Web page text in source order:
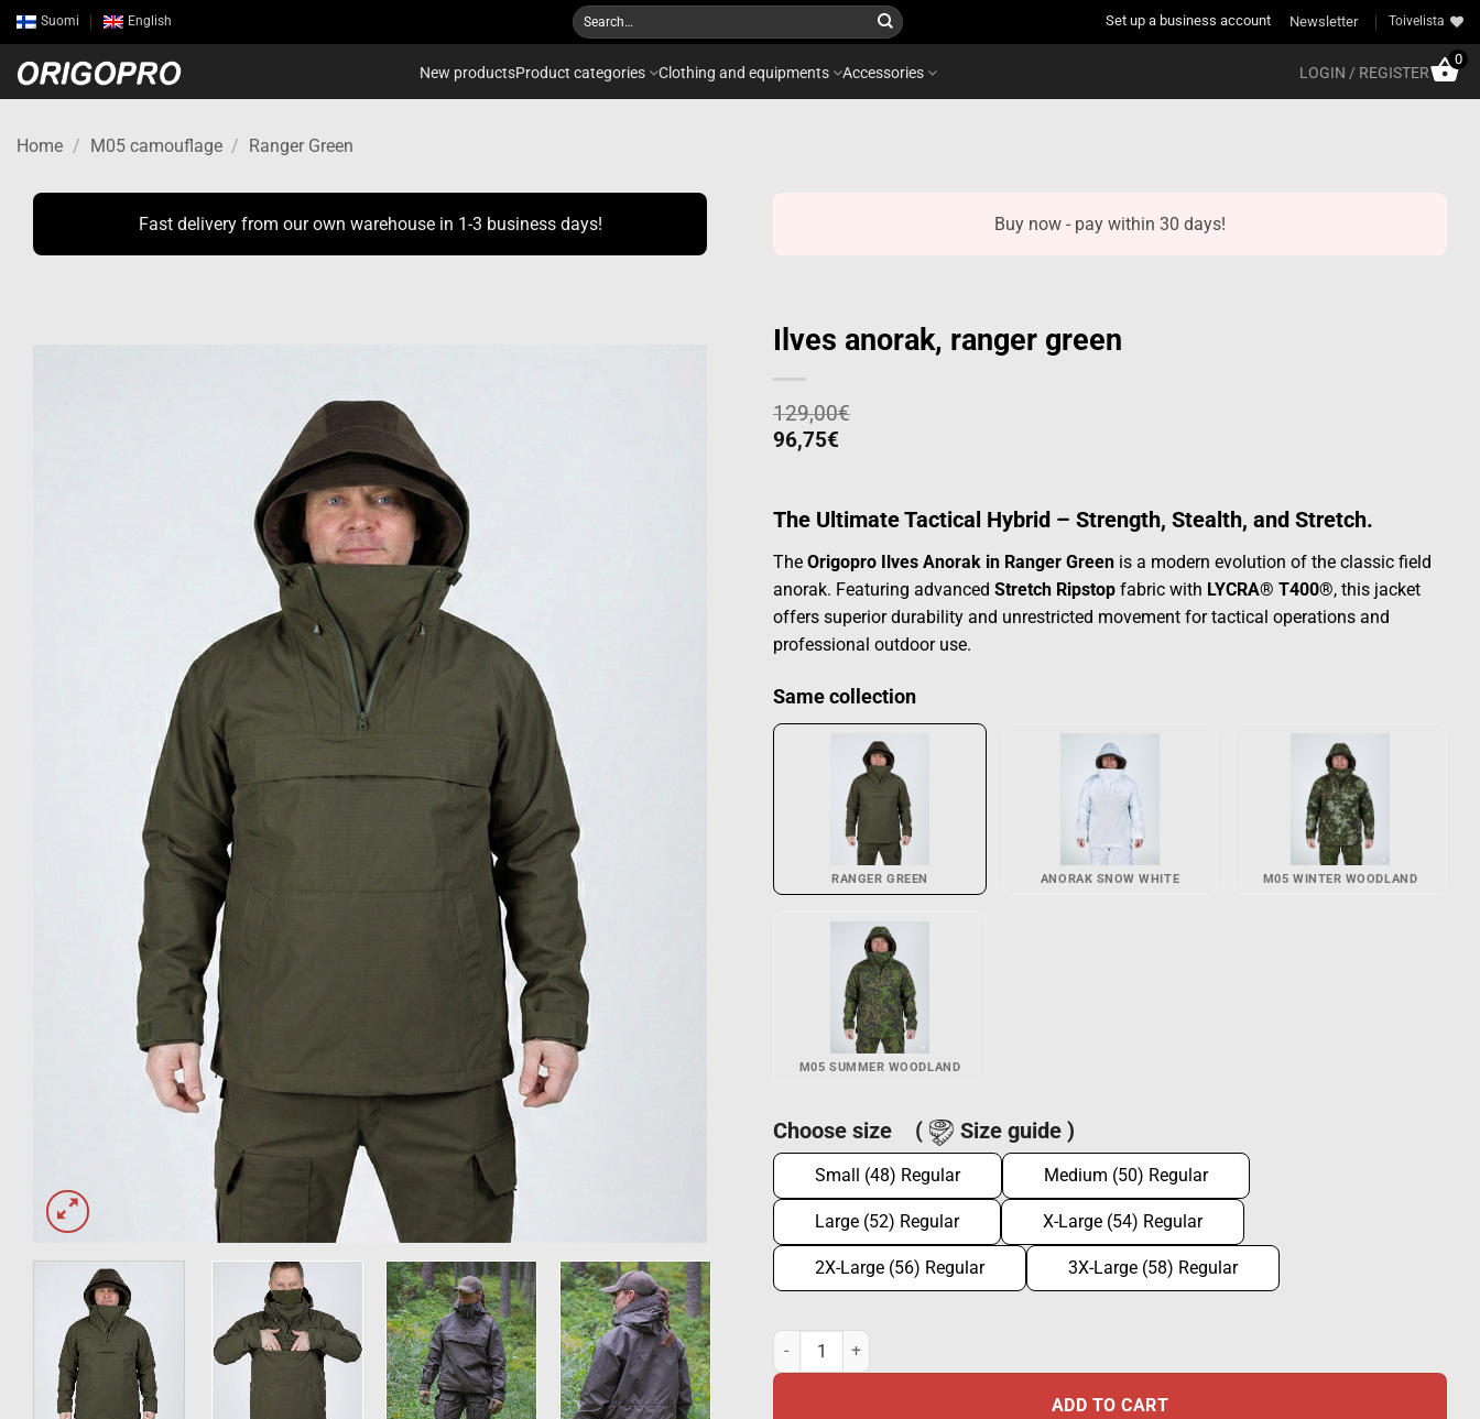
Skip
to
content
Suomi English
Search
for:
Set up a business account Newsletter Toivelista
New productsProduct categories Clothing and equipments Accessories LOGIN / REGISTER
0
Home / M05 camouflage / Ranger Green
Fast delivery from our own warehouse in 1-3 business days! Buy now - pay within 30 days!
Ilves anorak, ranger green
129,00€
96,75€
The Ultimate Tactical Hybrid – Strength, Stealth, and Stretch.
The Origopro Ilves Anorak in Ranger Green is a modern evolution of the classic field
anorak. Featuring advanced Stretch Ripstop fabric with LYCRA® T400®, this jacket
offers superior durability and unrestricted movement for tactical operations and
professional outdoor use.
Same collection
RANGER GREEN ANORAK SNOW WHITE M05 WINTER WOODLAND
M05 SUMMER WOODLAND
Choose size ( Size guide )
Small (48) Regular Medium (50) Regular
Large (52) Regular X-Large (54) Regular
2X-Large (56) Regular 3X-Large (58) Regular
Ilves anorak, ranger green quantity
ADD TO CART